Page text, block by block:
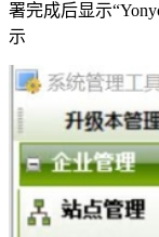
署完成后显示
示